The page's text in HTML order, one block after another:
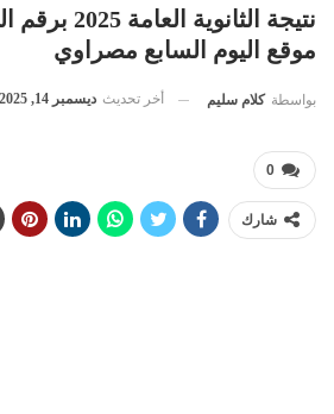
نتيجة
موقع اليوم السابع مصراوي
بواسطة كلام سليم أخر تحديث ديسمبر 14, 2025
0
شارك